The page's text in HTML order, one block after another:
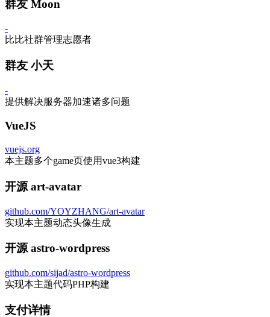
群友 Moon
-
比比社群管理志愿者
群友 小天
-
提供解决服务器加速诸多问题
VueJS
vuejs.org
本主题多个game页使用vue3构建
开源 art-avatar
github.com/YOYZHANG/art-avatar
实现本主题动态头像生成
开源 astro-wordpress
github.com/sijad/astro-wordpress
实现本主题代码PHP构建
支付详情